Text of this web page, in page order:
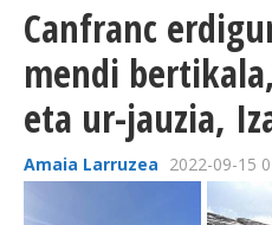
Canfranc
mendi
eta ur-jauzia,
Amaia Larruzea 2022-09-15